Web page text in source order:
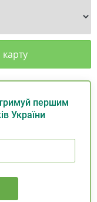
першим
України